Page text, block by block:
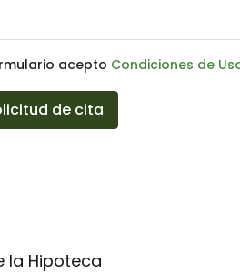
acepto Condiciones de
de cita
la Hipoteca